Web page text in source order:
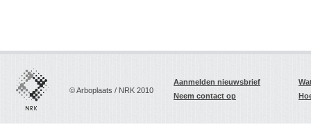
© Arboplaats / NRK 2010
Aanmelden nieuwsbrief
Neem contact op